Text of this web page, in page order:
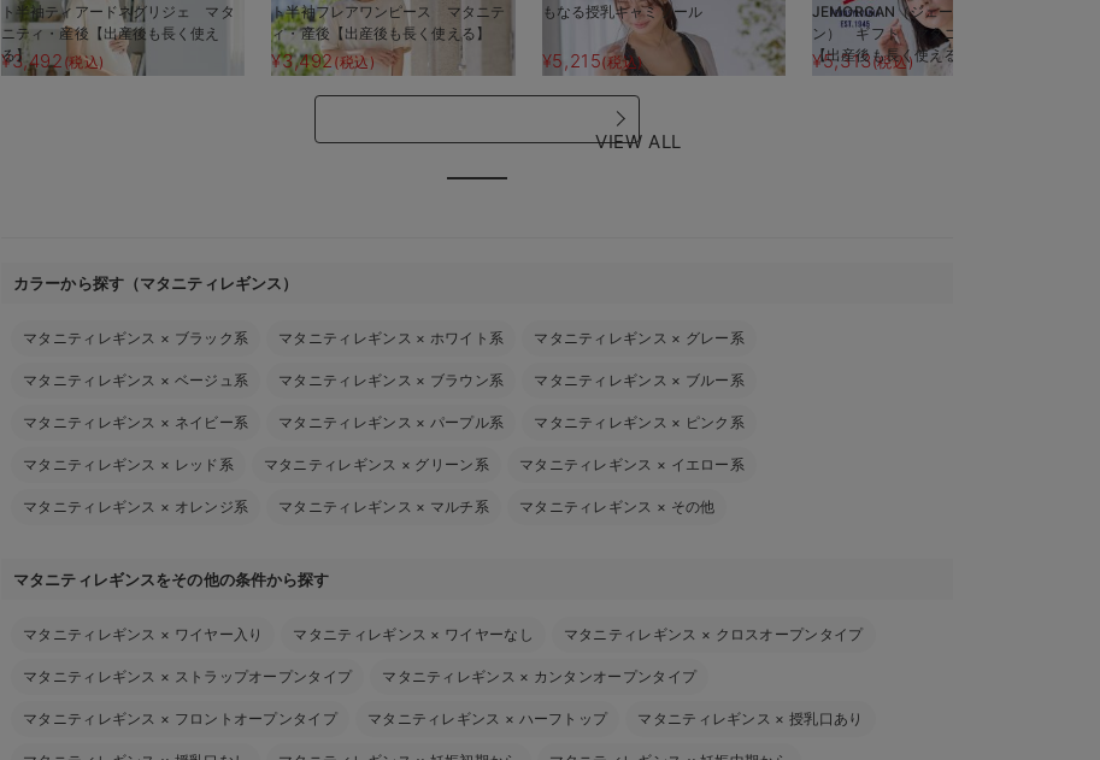
ト半袖ティアードネグリジェ マタ
ニティ・産後【出産後も長く使え
る】
¥3,492 (税込)
ト半袖フレアワンピース マタニテ
ィ・産後【出産後も長く使える】
¥3,492(税込)
もなる授乳キャミソール
¥5,215(税込)
JEMORGAN（ジェーイーモーガ
ン） ギフト マタニティ・産後
【出産後も長く使える】
¥5,313 (税込)
VIEW ALL
カラーから探す（マタニティレギンス）
マタニティレギンス × ブラック系 マタニティレギンス × ホワイト系 マタニティレギンス × グレー系
マタニティレギンス × ベージュ系 マタニティレギンス × ブラウン系 マタニティレギンス × ブルー系
マタニティレギンス × ネイビー系 マタニティレギンス × パープル系 マタニティレギンス × ピンク系
マタニティレギンス × レッド系 マタニティレギンス × グリーン系 マタニティレギンス × イエロー系
マタニティレギンス × オレンジ系 マタニティレギンス × マルチ系 マタニティレギンス × その他
マタニティレギンスをその他の条件から探す
マタニティレギンス × ワイヤー入り マタニティレギンス × ワイヤーなし マタニティレギンス × クロスオープンタイプ
マタニティレギンス × ストラップオープンタイプ マタニティレギンス × カンタンオープンタイプ
マタニティレギンス × フロントオープンタイプ マタニティレギンス × ハーフトップ マタニティレギンス × 授乳口あり